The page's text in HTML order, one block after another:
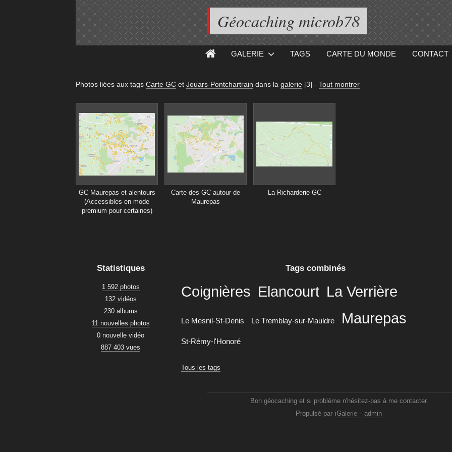
Géocaching microb78
GALERIE TAGS CARTE DU MONDE CONTACT
Photos liées aux tags Carte GCet Jouars-Pontchartrain dans la galerie [3] - Tout montrer
GC Maurepas et alentours
(Accessibles en mode
premium pour certaines)
Carte des GC autour de
Maurepas
La Richarderie GC
Statistiques
1 592 photos
132 vidéos
230 albums
11 nouvelles photos
0 nouvelle vidéo
887 403 vues
Tags combinés
Coignières Elancourt La Verrière
Le Mesnil-St-Denis Le Tremblay-sur-Mauldre Maurepas
St-Rémy-l'Honoré
Tous les tags
Bon géocaching et si problème n'hésitez-pas à me contacter.
Propulsé par iGalerie - admin